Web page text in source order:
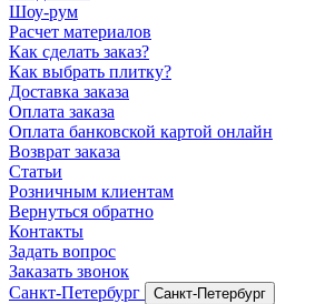
Шоу-рум
Расчет материалов
Как сделать заказ?
Как выбрать плитку?
Доставка заказа
Оплата заказа
Оплата банковской картой онлайн
Возврат заказа
Статьи
Розничным клиентам
Вернуться обратно
Контакты
Задать вопрос
Заказать звонок
Санкт-Петербург
Санкт-Петербург